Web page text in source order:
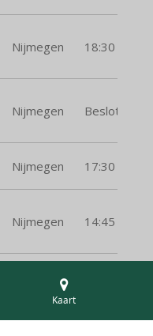
Nijmegen 18:30
Nijmegen Besloten
Nijmegen 17:30
Nijmegen 14:45
Kaart